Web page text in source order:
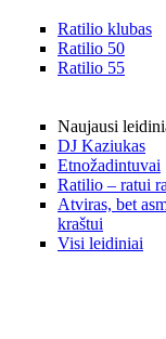
Ratilio klubas
Ratilio 50
Ratilio 55
Naujausi
DJ Kaziukas
Etnožadintuvai
Ratilio – ratui
Atviras, bet
kraštui
Visi leidiniai